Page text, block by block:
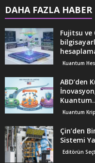
DAHA FAZLA HABER
Fujitsu ve
Kuantum
ABD’den
Kuantum
Çin’den
Sistemi
Editörün